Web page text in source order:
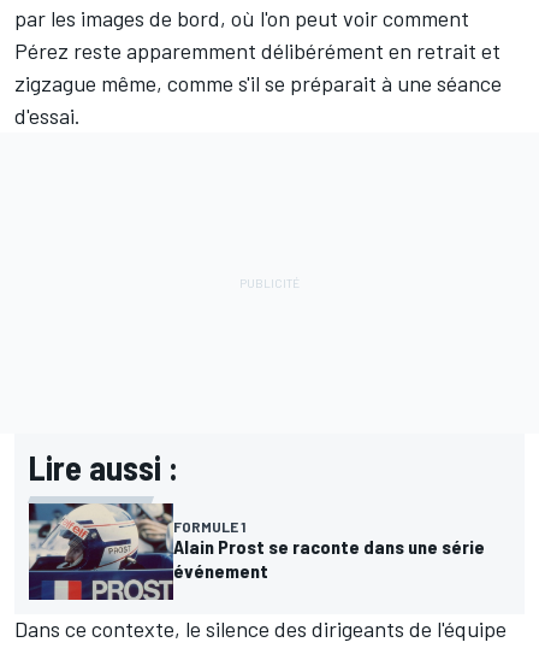
par les images de bord, où l'on peut voir comment
Pérez reste apparemment délibérément en retrait et
zigzague même, comme s'il se préparait à une séance
d'essai.
Lire aussi :
FORMULE 1
Alain Prost se raconte dans une série
événement
Dans ce contexte, le silence des dirigeants de l'équipe